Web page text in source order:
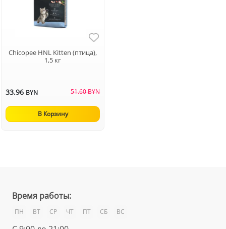
Chicopee HNL Kitten (птица),
1,5 кг
33.96 BYN 51.60 BYN
В Корзину
Время работы:
ПН ВТ СР ЧТ ПТ СБ ВС